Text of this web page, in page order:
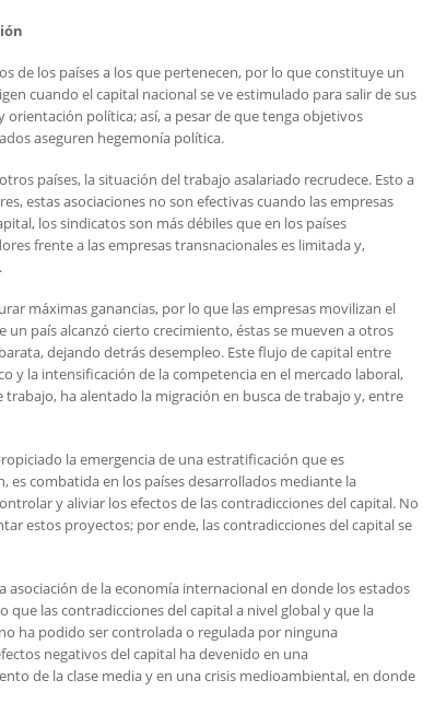
de los países a los que pertenecen, por lo que constituye un
cuando el capital nacional se ve estimulado para salir de sus
orientación política; así, a pesar de que tenga objetivos
aseguren hegemonía política.
países, la situación del trabajo asalariado recrudece. Esto a
estas asociaciones no son efectivas cuando las empresas
los sindicatos son más débiles que en los países
frente a las empresas transnacionales es limitada y,
máximas ganancias, por lo que las empresas movilizan el
país alcanzó cierto crecimiento, éstas se mueven a otros
dejando detrás desempleo. Este flujo de capital entre
y la intensificación de la competencia en el mercado laboral,
ha alentado la migración en busca de trabajo y, entre
la emergencia de una estratificación que es
es combatida en los países desarrollados mediante la
y aliviar los efectos de las contradicciones del capital. No
estos proyectos; por ende, las contradicciones del capital se
de la economía internacional en donde los estados
las contradicciones del capital a nivel global y que la
ha podido ser controlada o regulada por ninguna
negativos del capital ha devenido en una
de la clase media y en una crisis medioambiental, en donde